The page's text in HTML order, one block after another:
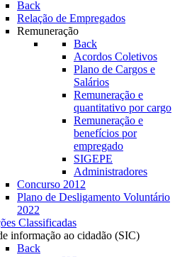
Back
Relação de Empregados
Remuneração
Back
Acordos Coletivos
Plano de Cargos e
Salários
Remuneração e
quantitativo por cargo
Remuneração e
benefícios por
empregado
SIGEPE
Administradores
Concurso 2012
Plano de Desligamento Voluntário
2022
Classificadas
informação ao cidadão (SIC)
Back